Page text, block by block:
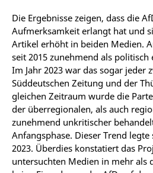
Die Ergebnisse zeigen, dass die
Aufmerksamkeit erlangt hat und
Artikel erhöht in beiden Medien.
seit 2015 zunehmend als
Im Jahr 2023 war das sogar jeder
Süddeutschen Zeitung und der
gleichen Zeitraum wurde die
der überregionalen, als auch
zunehmend unkritischer
Anfangsphase. Dieser Trend legte
2023. Überdies konstatiert das
untersuchten Medien in mehr als